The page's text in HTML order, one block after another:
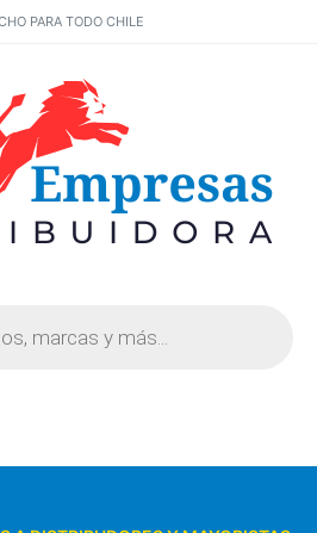
PARA TODO CHILE